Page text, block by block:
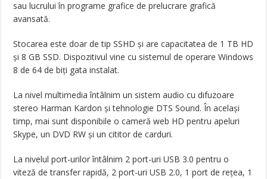
sau lucrului în programe grafice de prelucrare grafică
avansată.
Stocarea este doar de tip SSHD și are capacitatea de 1 TB HD
și 8 GB SSD. Dispozitivul vine cu sistemul de operare Windows
8 de 64 de biți gata instalat.
La nivel multimedia întâlnim un sistem audio cu difuzoare
stereo Harman Kardon și tehnologie DTS Sound. În același
timp, mai sunt disponibile o cameră web HD pentru apeluri
Skype, un DVD RW și un cititor de carduri.
La nivelul port-urilor întâlnim 2 port-uri USB 3.0 pentru o
viteză de transfer rapidă, 2 port-uri USB 2.0, 1 port de rețea, 1